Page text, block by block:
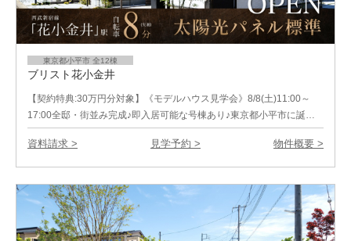
東京都小平市 全12棟
ブリスト花小金井
【契約特典:30万円分対象】《モデルハウス見学会》8/8(土)11:00～
17:00全邸・街並み完成♪即入居可能な号棟あり♪東京都小平市に誕…
資料請求 > 見学予約 > 物件概要 >